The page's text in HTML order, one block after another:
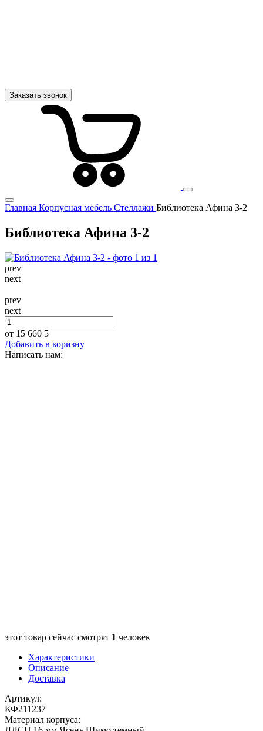
Заказать звонок
Главная Корпусная мебель Стеллажи Библиотека Афина 3-2
Библиотека Афина 3-2
prev
next
prev
next
от 15 660 5
Добавить в коризну
Написать нам:
этот товар сейчас смотрят 1 человек
Характеристики
Описание
Доставка
Артикул:
КФ211237
Материал корпуса: